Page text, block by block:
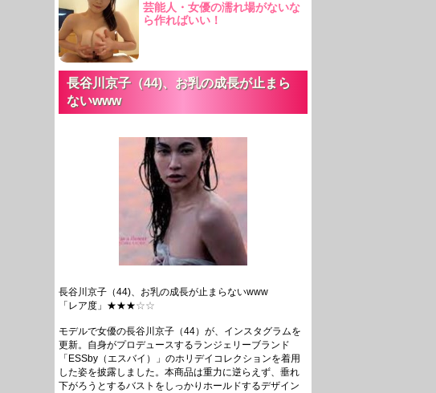
芸能人・女優の濡れ場がないな
ら作ればいい！
長谷川京子（44)、お乳の成長が止まら
ないwww
長谷川京子（44)、お乳の成長が止まらないwww
「レア度」★★★☆☆
モデルで女優の長谷川京子（44）が、インスタグラムを
更新。自身がプロデュースするランジェリーブランド
「ESSby（エスバイ）」のホリデイコレクションを着用
した姿を披露しました。本商品は重力に逆らえず、垂れ
下がろうとするバストをしっかりホールドするデザイン